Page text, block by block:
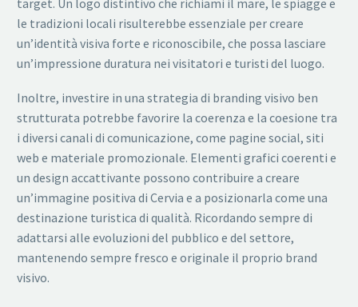
target. Un logo distintivo che richiami il mare, le spiagge e
le tradizioni locali risulterebbe essenziale per creare
un’identità visiva forte e riconoscibile, che possa lasciare
un’impressione duratura nei visitatori e turisti del luogo.
Inoltre, investire in una strategia di branding visivo ben
strutturata potrebbe favorire la coerenza e la coesione tra
i diversi canali di comunicazione, come pagine social, siti
web e materiale promozionale. Elementi grafici coerenti e
un design accattivante possono contribuire a creare
un’immagine positiva di Cervia e a posizionarla come una
destinazione turistica di qualità. Ricordando sempre di
adattarsi alle evoluzioni del pubblico e del settore,
mantenendo sempre fresco e originale il proprio brand
visivo.